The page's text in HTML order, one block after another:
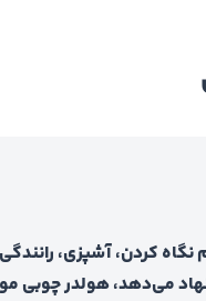
نگاه کردن، آشپزی،
می‌دهد، هولدر چوبی